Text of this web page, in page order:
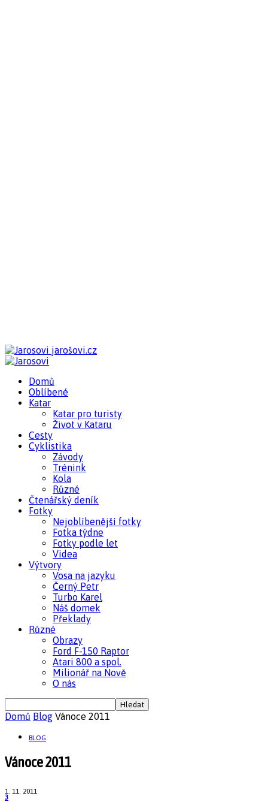
jarošovi.cz
Domů
Oblíbené
Katar
Katar pro turisty
Život v Kataru
Cesty
Cyklistika
Závody
Trénink
Kola
Různé
Čtenářský deník
Fotky
Nejoblíbenější fotky
Fotka týdne
Fotky podle let
Videa
Výtvory
Vosa na jazyku
Černý Petr
Turbo Karel
Náš domek
Překlady
Různé
Obrazy
Ford F-150 Raptor
Atari 800 a spol.
Milionář na Nově
O nás
Domů Blog Vánoce 2011
BLOG
Vánoce 2011
1. 11. 2011
3